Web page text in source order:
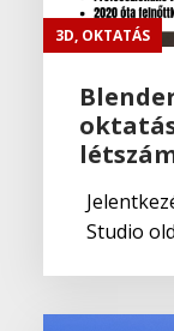
3D, OKTATÁS
Studio